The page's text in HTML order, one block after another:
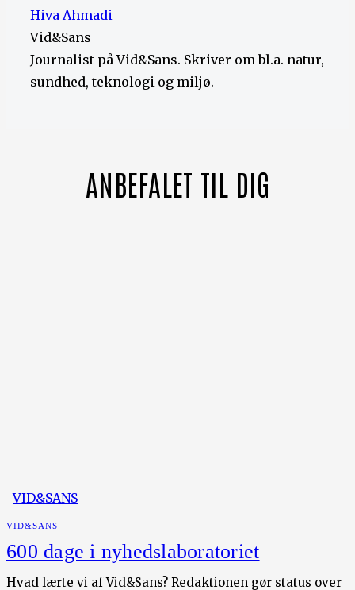
Hiva Ahmadi
Vid&Sans
Journalist på Vid&Sans. Skriver om bl.a. natur,
sundhed, teknologi og miljø.
ANBEFALET TIL DIG
VID&SANS
VID&SANS
600 dage i nyhedslaboratoriet
Hvad lærte vi af Vid&Sans? Redaktionen gør status over